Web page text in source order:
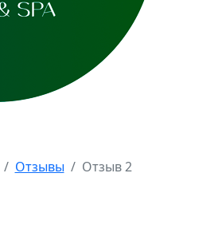
Отзывы Отзыв 2